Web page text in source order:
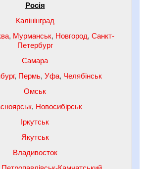
Росія
Калінінград
, Мурманськ, Новгород, Санкт-
Петербург
Самара
, Пермь, Уфа, Челябінськ
Омськ
, Новосибірськ
Іркутськ
Якутськ
Владивосток